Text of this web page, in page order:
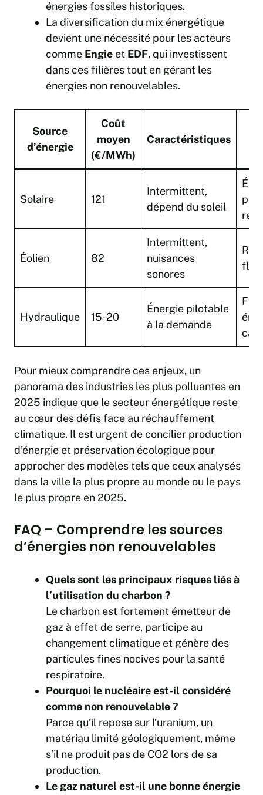
énergies fossiles historiques.
La diversification du mix énergétique
devient une nécessité pour les acteurs
comme Engie et EDF, qui investissent
dans ces filières tout en gérant les
énergies non renouvelables.
Source
d’énergie
Coût
moyen
(€/MWh)
Caractéristiques
Solaire 121
Intermittent,
dépend du soleil
Éolien 82
Intermittent,
nuisances
sonores
Hydraulique 15-20
Énergie pilotable
à la demande
Pour mieux comprendre ces enjeux, un
panorama des industries les plus polluantes en
2025 indique que le secteur énergétique reste
au cœur des défis face au réchauffement
climatique. Il est urgent de concilier production
d’énergie et préservation écologique pour
approcher des modèles tels que ceux analysés
dans la ville la plus propre au mondeou le pays
le plus propre en 2025.
FAQ – Comprendre les sources
d’énergies non renouvelables
Quels sont les principaux risques liés à
l’utilisation du charbon ?
Le charbon est fortement émetteur de
gaz à effet de serre, participe au
changement climatique et génère des
particules fines nocives pour la santé
respiratoire.
Pourquoi le nucléaire est-il considéré
comme non renouvelable ?
Parce qu’il repose sur l’uranium, un
matériau limité géologiquement, même
s’il ne produit pas de CO2 lors de sa
production.
Le gaz naturel est-il une bonne énergie